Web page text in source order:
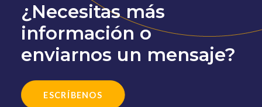
¿Necesitas más
información o
enviarnos un mensaje?
ESCRÍBENOS